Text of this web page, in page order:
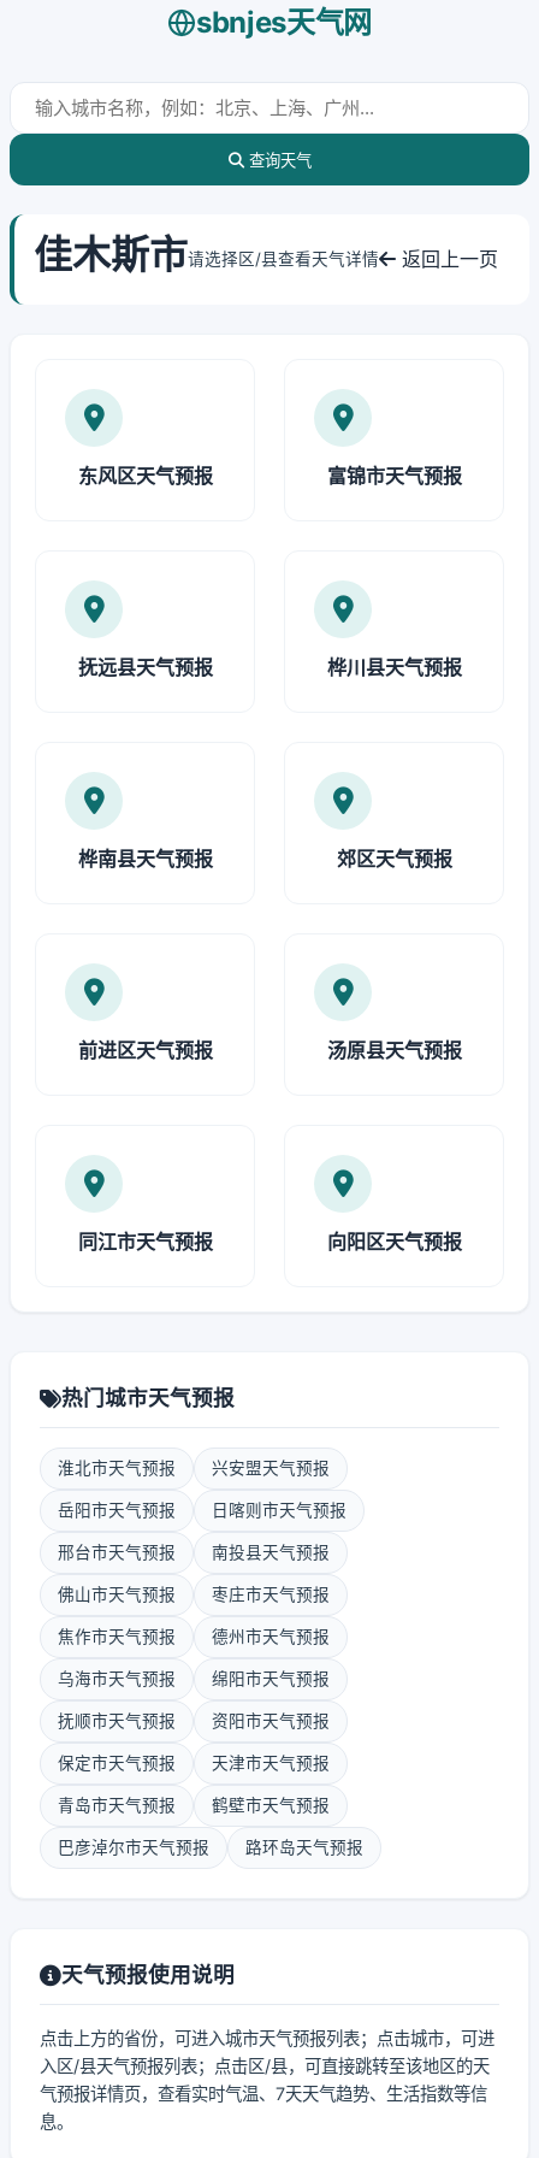
sbnjes天气网
查询天气
佳木斯市请选择区/县查看天气详情 返回上一页
东风区天气预报 富锦市天气预报
抚远县天气预报 桦川县天气预报
桦南县天气预报 郊区天气预报
前进区天气预报 汤原县天气预报
同江市天气预报 向阳区天气预报
热门城市天气预报
淮北市天气预报 兴安盟天气预报
岳阳市天气预报 日喀则市天气预报
邢台市天气预报 南投县天气预报
佛山市天气预报 枣庄市天气预报
焦作市天气预报 德州市天气预报
乌海市天气预报 绵阳市天气预报
抚顺市天气预报 资阳市天气预报
保定市天气预报 天津市天气预报
青岛市天气预报 鹤壁市天气预报
巴彦淖尔市天气预报 路环岛天气预报
天气预报使用说明
点击上方的省份，可进入城市天气预报列表；点击城市，可进
入区/县天气预报列表；点击区/县，可直接跳转至该地区的天
气预报详情页，查看实时气温、7天天气趋势、生活指数等信
息。